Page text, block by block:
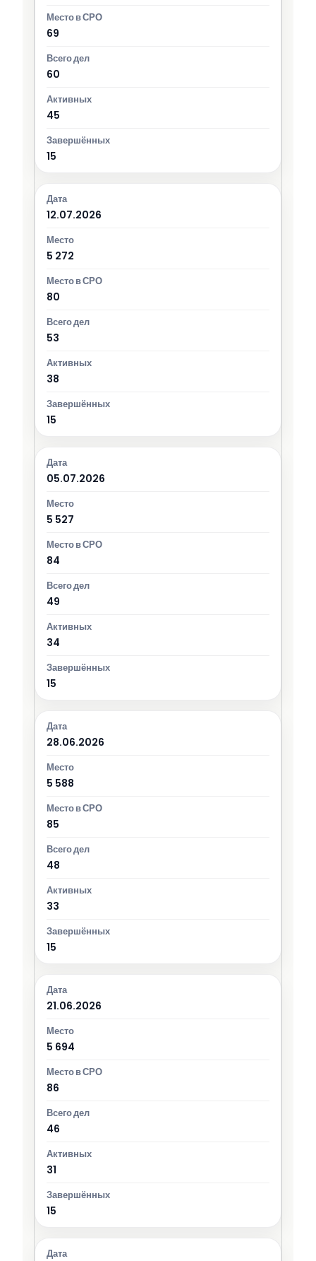
69
60
45
15
12.07.2026
5 272
80
53
38
15
05.07.2026
5 527
84
49
34
15
28.06.2026
5 588
85
48
33
15
21.06.2026
5 694
86
46
31
15